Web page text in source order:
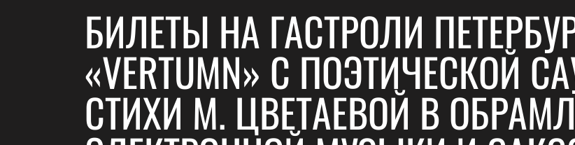
БИЛЕТЫ НА ГАСТРОЛИ
«VERTUMN» С ПОЭТИЧЕСКОЙ
СТИХИ М. ЦВЕТАЕВОЙ В